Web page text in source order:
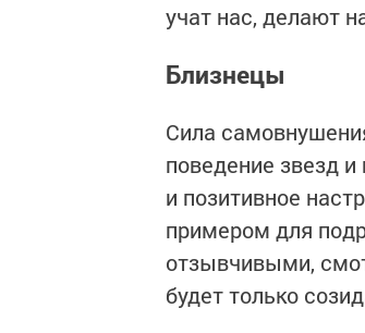
учат нас, делают
Близнецы
Сила
поведение звезд
и позитивное
примером для
отзывчивыми,
будет только